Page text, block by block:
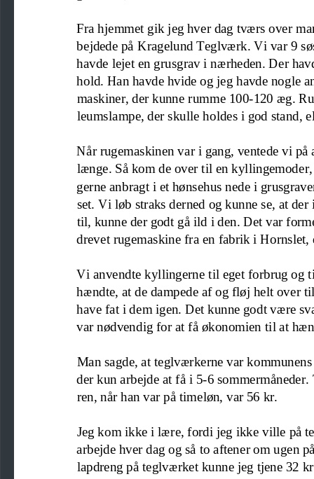
Fra hjemmet gik jeg hver dag tværs over
bejdede på Kragelund Teglværk. Vi var 9
havde lejet en grusgrav i nærheden. Der
hold. Han havde hvide og jeg havde nogle
maskiner, der kunne rumme 100-120 æg .
leumslampe, der skulle holdes i god stand
Når rugemaskinen var i gang, ventede vi
længe. Så kom de over til en
gerne anbragt i et hønsehus nede i
set. Vi løb straks derned og kunne se, at
til kunne der godt gå ild i den. Det var
drevet rugemaskine fra en fabrik i Hornslet,
Vi anvendte kyllingerne til eget forbrug og
hændte, at de dampede af og fløj helt over
have fat i dem igen. Det kunne godt være
var nødvendig for at få økonomien til at
Man sagde, at teglværkerne var
der kun arbejde at få i 5-6
ren , når han var på timeløn, var 56 kr.
Jeg kom ikke i lære, fordi jeg ikke ville på
arbejde hver dag og så to aftener om ugen
lapdreng på teglværket kunne jeg tjene 32 kr